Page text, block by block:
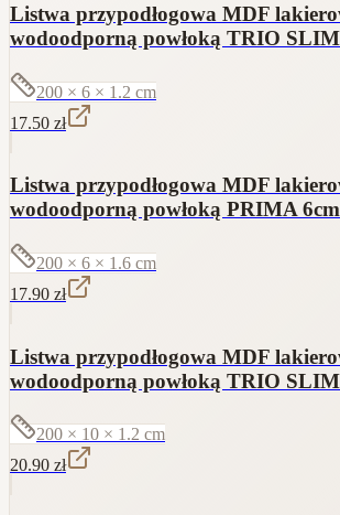
Listwa przypodłogowa MDF
wodoodporną powłoką TRIO
200 × 6 × 1.2 cm
17.50 zł
Listwa przypodłogowa MDF
wodoodporną powłoką PRIMA 6cm
200 × 6 × 1.6 cm
17.90 zł
Listwa przypodłogowa MDF
wodoodporną powłoką TRIO
200 × 10 × 1.2 cm
20.90 zł